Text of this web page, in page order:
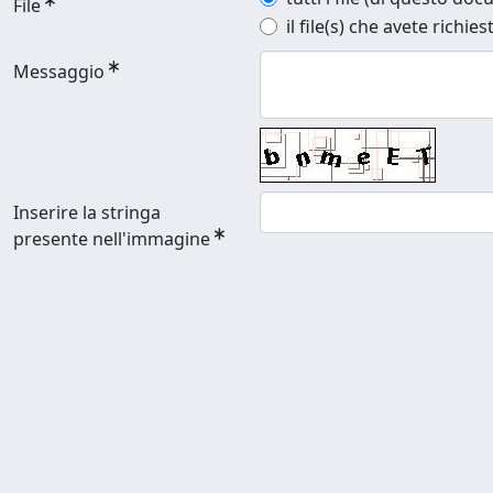
File
il file(s) che avete
Messaggio
Inserire la stringa
presente nell'immagine